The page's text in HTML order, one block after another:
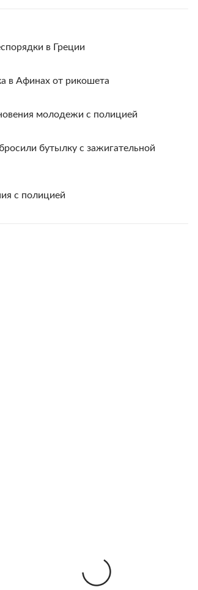
в Греции
в Афинах от рикошета
молодежи с полицией
бутылку с зажигательной
с полицией